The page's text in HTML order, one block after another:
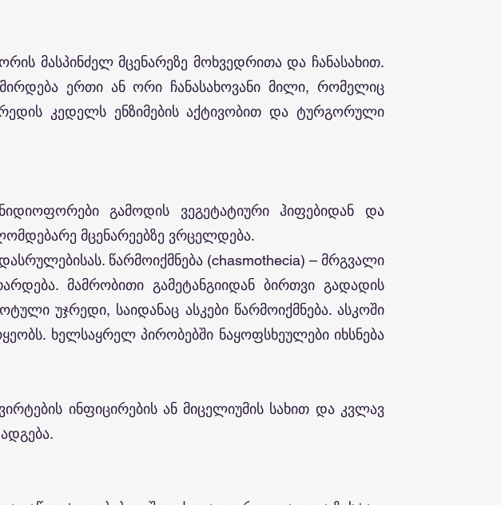
მასპინძელ მცენარეზე მოხვედრითა და ჩანასახით.
ერთი ან ორი ჩანასახოვანი მილი, რომელიც
კედელს ენზიმების აქტივობით და ტურგორული
გამოდის ვეგეტატიური ჰიფებიდან და
მცენარეებზე ვრცელდება.
წარმოიქმნება (chasmothecia) – მრგვალი
მამრობითი გამეტანგიიდან ბირთვი გადადის
უჯრედი, საიდანაც ასკები წარმოიქმნება. ასკოში
ხელსაყრელ პირობებში ნაყოფსხეულები იხსნება
ინფიცირების ან მიცელიუმის სახით და კვლავ